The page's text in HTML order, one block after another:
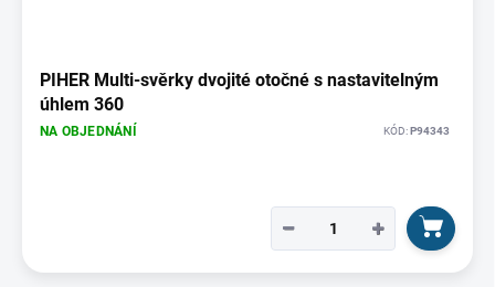
PIHER Multi-svěrky dvojité otočné s nastavitelným
úhlem 360
NA OBJEDNÁNÍ KÓD:P94343
+
−